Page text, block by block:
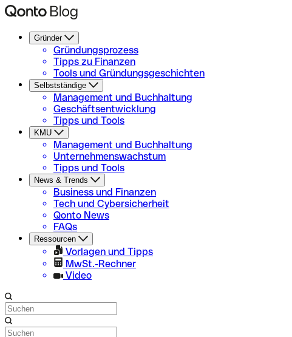
Gründer
Gründungsprozess
Tipps zu Finanzen
Tools und Gründungsgeschichten
Selbstständige
Management und Buchhaltung
Geschäftsentwicklung
Tipps und Tools
KMU
Management und Buchhaltung
Unternehmenswachstum
Tipps und Tools
News & Trends
Business und Finanzen
Tech und Cybersicherheit
Qonto News
FAQs
Ressourcen
Vorlagen und Tipps
MwSt.-Rechner
Video